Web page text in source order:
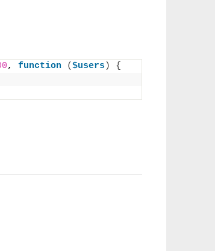
, function ($users )
{